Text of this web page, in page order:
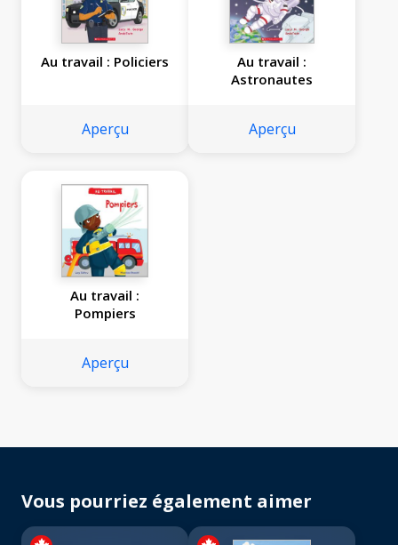
Au travail : Policiers
Aperçu
Au travail :
Astronautes
Aperçu
Au travail :
Pompiers
Aperçu
Vous pourriez également aimer